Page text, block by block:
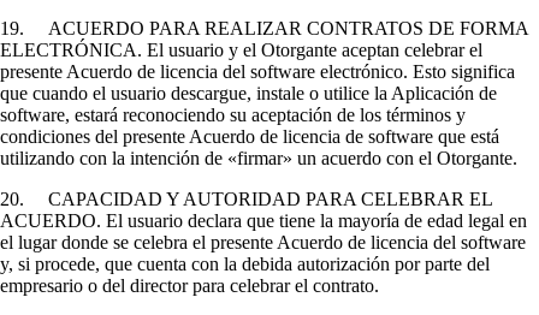
19. ACUERDO PARA REALIZAR CONTRATOS DE FORMA
ELECTRÓNICA. El usuario y el Otorgante aceptan celebrar el
presente Acuerdo de licencia del software electrónico. Esto significa
que cuando el usuario descargue, instale o utilice la Aplicación de
software, estará reconociendo su aceptación de los términos y
condiciones del presente Acuerdo de licencia de software que está
utilizando con la intención de «firmar» un acuerdo con el Otorgante.
20. CAPACIDAD Y AUTORIDAD PARA CELEBRAR EL
ACUERDO. El usuario declara que tiene la mayoría de edad legal en
el lugar donde se celebra el presente Acuerdo de licencia del software
y, si procede, que cuenta con la debida autorización por parte del
empresario o del director para celebrar el contrato.